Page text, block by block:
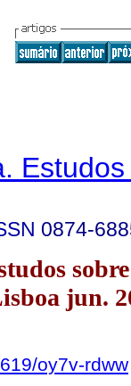
0874-
jun.
oy7v-rdww